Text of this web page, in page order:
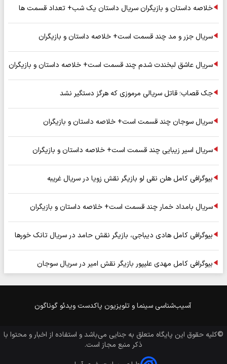
خلاصه داستان و بازیگران سریال داستان یک شب+ تعداد قسمت ها
سریال جزر و مد چند قسمت است+ خلاصه داستان و بازیگران
سریال عاشق لبخندت شدم چند قسمت است+ خلاصه داستان و بازیگران
جک قصاب؛ قاتل سریالی مرموزی که هرگز دستگیر نشد
سریال سوجان چند قسمت است+ خلاصه داستان و بازیگران
سریال اسیر زیبایی چند قسمت است+ خلاصه داستان و بازیگران
بیوگرافی کامل هلن نقی لو بازیگر نقش زویا در سریال غریبه
سریال بامداد خمار چند قسمت است+ خلاصه داستان و بازیگران
بیوگرافی کامل هادی دیباجی، بازیگر نقش حامد در سریال تانک خورها
بیوگرافی کامل مهدی علیپور بازیگر نقش امیر در سریال سوجان
آسیب‌شناسی سینما و تلویزیون پاکدست ویدئو گوناگون
©کلیه حقوق این پایگاه متعلق به جنایی می‌باشد و استفاده از اخبار و محتوا با
ذکر منبع مجاز است.